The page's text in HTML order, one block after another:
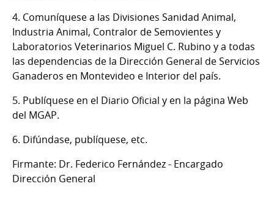
4. Comuníquese a las Divisiones Sanidad Animal,
Industria Animal, Contralor de Semovientes y
Laboratorios Veterinarios Miguel C. Rubino y a todas
las dependencias de la Dirección General de Servicios
Ganaderos en Montevideo e Interior del país.
5. Publíquese en el Diario Oficial y en la página Web
del MGAP.
6. Difúndase, publíquese, etc.
Firmante: Dr. Federico Fernández - Encargado
Dirección General